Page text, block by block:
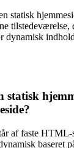
statisk
tilstedeværelse,
dynamisk
af faste
baseret